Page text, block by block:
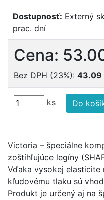
Dostupnosť: Externý
prac. dní
Cena:
Bez DPH (23%): 43.09
ks Do
Victoria – špeciálne
zoštíhľujúce legíny
Vďaka vysokej elasticite
kľudovému tlaku sú
Produkt je určený aj na